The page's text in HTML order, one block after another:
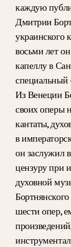
каждую
Дмитрии
украинского
восьми лет
капеллу в
специальный
Из Венеции
своих оперы
кантаты,
в
он заслужил
цензуру при
духовной
шести опер,